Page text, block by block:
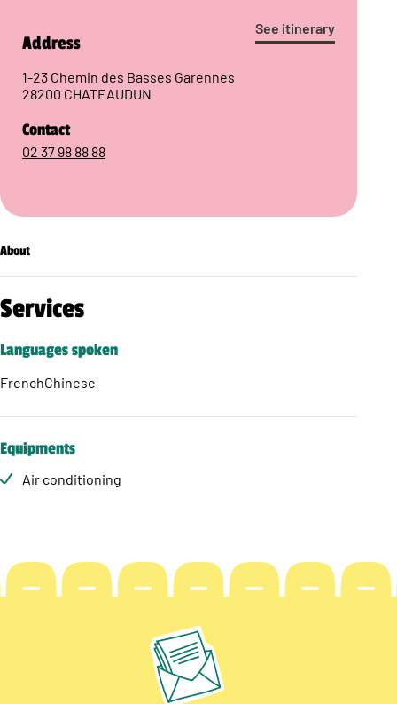
See itinerary
Address
1-23 Chemin des Basses Garennes
28200 CHATEAUDUN
Contact
02 37 98 88 88
About
Services
Languages spoken
FrenchChinese
Equipments
Air conditioning